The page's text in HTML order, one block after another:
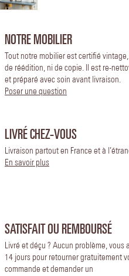
NOTRE MOBILIER
Tout notre mobilier est certifié
de réédition, ni de copie. Il est re-
et préparé avec soin avant livraison.
Poser une question
LIVRÉ CHEZ-VOUS
Livraison partout en France et à
En savoir plus
SATISFAIT OU REMBOURSÉ
Livré et déçu ? Aucun problème, vous
14 jours pour retourner gratuitement
commande et demander un